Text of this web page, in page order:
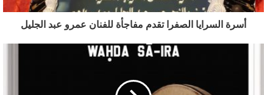
أسرة السرايا الصفرا تقدم مفاجأة للفنان عمرو عبد الجليل